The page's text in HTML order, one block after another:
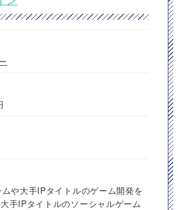
や大手IPタイトルのゲーム開発を
手IPタイトルのソーシャルゲーム